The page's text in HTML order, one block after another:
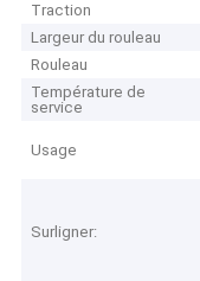
Traction
Largeur du rouleau
Rouleau
Température de
service
Usage
Surligner: